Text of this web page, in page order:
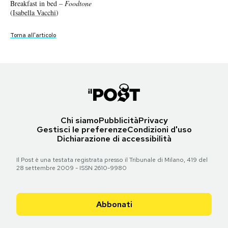
Notifiche mobile
Hai bisogno di aiuto?
Deconstruct
(Isabella Vacchi)
Torna all'articolo
Monochrome
(Isabella Vacchi)
Torna all'articolo
Old Glory –Foodtone
(Isabella Vacchi)
Torna all'articolo
Florida Citrus – Foodtone
(Isabella Vacchi)
Torna all'articolo
Deconstruct
(Isabella Vacchi)
Torna all'articolo
Monochrome
(Isabella Vacchi)
Torna all'articolo
Breakfast in bed – Foodtone
(Isabella Vacchi)
Torna all'articolo
French Country – Foodtone
(Isabella Vacchi)
Torna all'articolo
Chi siamoPubblicitàPrivacy
Gestisci le preferenzeCondizioni d'uso
Dichiarazione di accessibilità
Il Post è una testata registrata presso il Tribunale di Milano, 419 del
28 settembre 2009 - ISSN 2610-9980
Abbonati